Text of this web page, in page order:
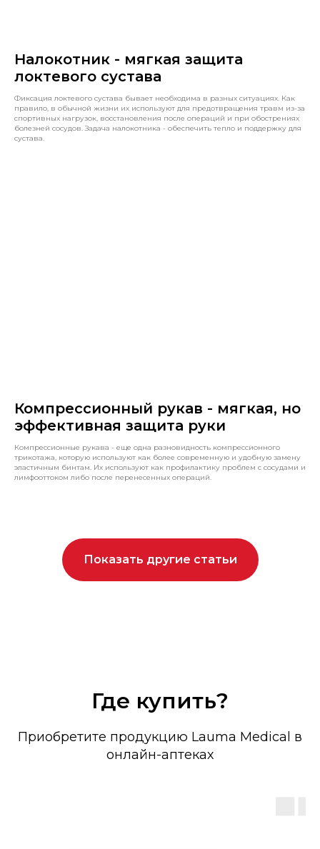
Налокотник - мягкая защита
локтевого сустава
Фиксация локтевого сустава бывает необходима в разных ситуациях. Как
правило, в обычной жизни их используют для предотвращения травм из-за
спортивных нагрузок, восстановления после операций и при обострениях
болезней сосудов. Задача налокотника - обеспечить тепло и поддержку для
сустава.
Компрессионный рукав - мягкая, но
эффективная защита руки
Компрессионные рукава - еще одна разновидность компрессионного
трикотажа, которую используют как более современную и удобную замену
эластичным бинтам. Их используют как профилактику проблем с сосудами и
лимфооттоком либо после перенесенных операций.
Показать другие статьи
Где купить?
Приобретите продукцию Lauma Medical в
онлайн-аптеках